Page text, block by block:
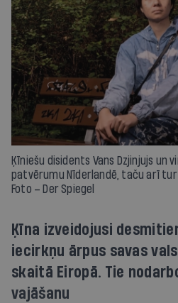
Ķīniešu disidents Vans Dzjinjujs un
patvērumu Nīderlandē, taču arī tur
Foto – Der Spiegel
Ķīna izveidojusi
iecirkņu ārpus savas
skaitā Eiropā. Tie
vajāšanu